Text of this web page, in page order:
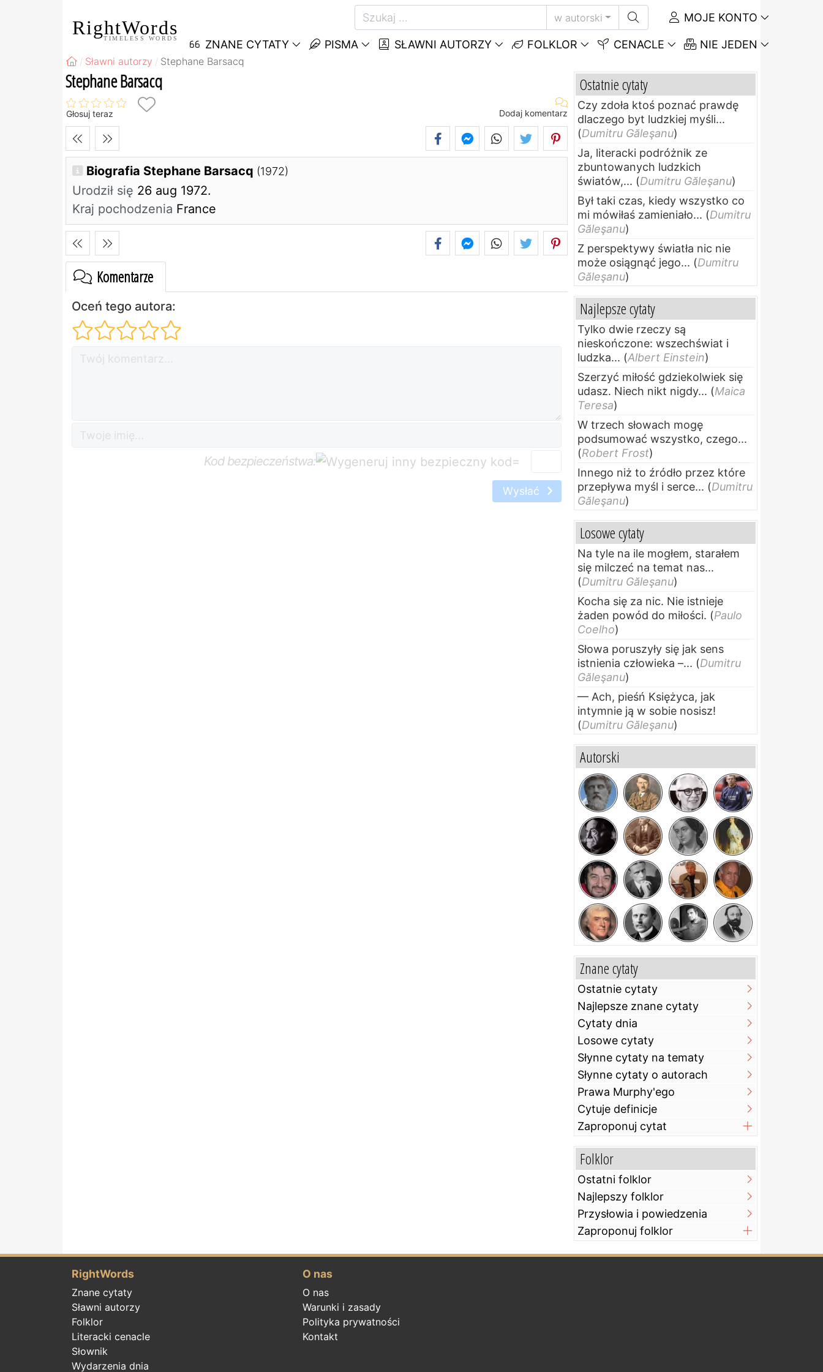
RightWords
TIMELESS WORDS
w autorski MOJE KONTO
ZNANE CYTATY PISMA SŁAWNI AUTORZY FOLKLOR CENACLE NIE JEDEN
Sławni autorzy Stephane Barsacq
Stephane Barsacq
Głosuj teraz Dodaj komentarz
Biografia Stephane Barsacq (1972)
Urodził się 26 aug 1972.
Kraj pochodzenia France
Komentarze
Oceń tego autora:
Kod bezpieczeństwa: =
Wysłać
Ostatnie cytaty
Czy zdoła ktoś poznać prawdę
dlaczego byt ludzkiej myśli...
(Dumitru Găleşanu)
Ja, literacki podróżnik ze
zbuntowanych ludzkich
światów,... (Dumitru Găleşanu)
Był taki czas, kiedy wszystko co
mi mówiłaś zamieniało... (Dumitru
Găleşanu)
Z perspektywy światła nic nie
może osiągnąć jego... (Dumitru
Găleşanu)
Najlepsze cytaty
Tylko dwie rzeczy są
nieskończone: wszechświat i
ludzka... (Albert Einstein)
Szerzyć miłość gdziekolwiek się
udasz. Niech nikt nigdy... (Maica
Teresa)
W trzech słowach mogę
podsumować wszystko, czego...
(Robert Frost)
Innego niż to źródło przez które
przepływa myśl i serce... (Dumitru
Găleşanu)
Losowe cytaty
Na tyle na ile mogłem, starałem
się milczeć na temat nas...
(Dumitru Găleşanu)
Kocha się za nic. Nie istnieje
żaden powód do miłości. (Paulo
Coelho)
Słowa poruszyły się jak sens
istnienia człowieka –... (Dumitru
Găleşanu)
— Ach, pieśń Księżyca, jak
intymnie ją w sobie nosisz!
(Dumitru Găleşanu)
Autorski
Znane cytaty
Ostatnie cytaty
Najlepsze znane cytaty
Cytaty dnia
Losowe cytaty
Słynne cytaty na tematy
Słynne cytaty o autorach
Prawa Murphy'ego
Cytuje definicje
Zaproponuj cytat
Folklor
Ostatni folklor
Najlepszy folklor
Przysłowia i powiedzenia
Zaproponuj folklor
RightWords
Znane cytaty
Sławni autorzy
Folklor
Literacki cenacle
Słownik
Wydarzenia dnia
O nas
O nas
Warunki i zasady
Polityka prywatności
Kontakt